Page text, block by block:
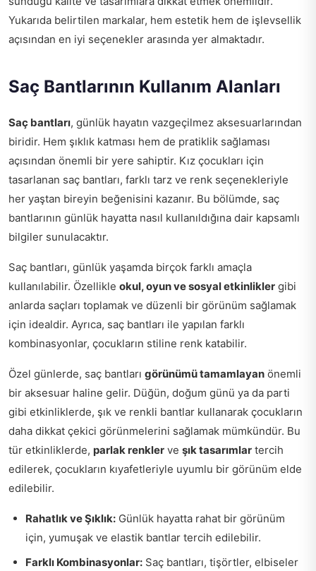
Yukarıda belirtilen markalar, hem estetik hem de işlevsellik
açısından en iyi seçenekler arasında yer almaktadır.
Saç Bantlarının Kullanım Alanları
Saç bantları, günlük hayatın vazgeçilmez aksesuarlarından
biridir. Hem şıklık katması hem de pratiklik sağlaması
açısından önemli bir yere sahiptir. Kız çocukları için
tasarlanan saç bantları, farklı tarz ve renk seçenekleriyle
her yaştan bireyin beğenisini kazanır. Bu bölümde, saç
bantlarının günlük hayatta nasıl kullanıldığına dair kapsamlı
bilgiler sunulacaktır.
Saç bantları, günlük yaşamda birçok farklı amaçla
kullanılabilir. Özellikle okul, oyun ve sosyal etkinlikler gibi
anlarda saçları toplamak ve düzenli bir görünüm sağlamak
için idealdir. Ayrıca, saç bantları ile yapılan farklı
kombinasyonlar, çocukların stiline renk katabilir.
Özel günlerde, saç bantları görünümü tamamlayan önemli
bir aksesuar haline gelir. Düğün, doğum günü ya da parti
gibi etkinliklerde, şık ve renkli bantlar kullanarak çocukların
daha dikkat çekici görünmelerini sağlamak mümkündür. Bu
tür etkinliklerde, parlak renkler ve şık tasarımlar tercih
edilerek, çocukların kıyafetleriyle uyumlu bir görünüm elde
edilebilir.
Rahatlık ve Şıklık: Günlük hayatta rahat bir görünüm
için, yumuşak ve elastik bantlar tercih edilebilir.
Farklı Kombinasyonlar: Saç bantları, tişörtler, elbiseler